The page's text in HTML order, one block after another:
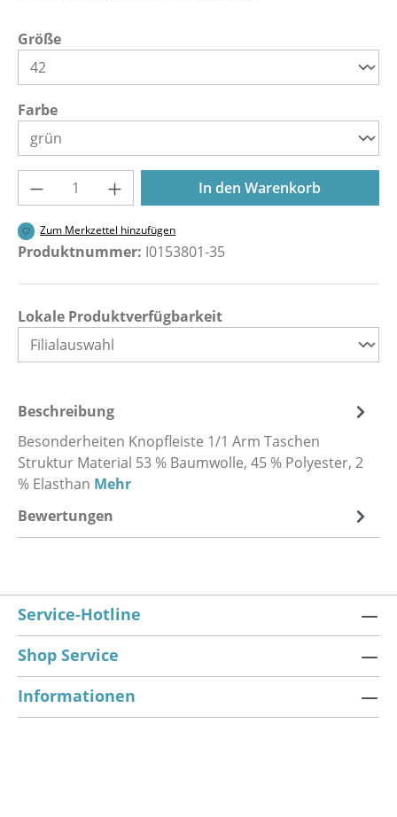
Größeauswählen
Farbeauswählen
Produkt Anzahl: Gib den gewünschten
In den Warenkorb
Zum Merkzettel hinzufügen
Produktnummer: I0153801-35
Lokale Produktverfügbarkeit
Beschreibung
Besonderheiten Knopfleiste 1/1 Arm Taschen
Struktur Material 53 % Baumwolle, 45 % Polyester, 2
% Elasthan Mehr
Bewertungen
Service-Hotline
Shop Service
Informationen